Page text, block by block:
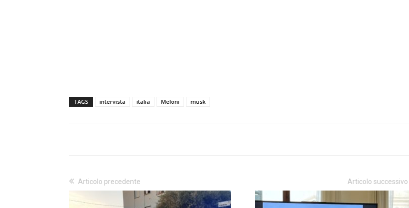
TAGS intervista italia Meloni musk
Articolo precedente Articolo successivo